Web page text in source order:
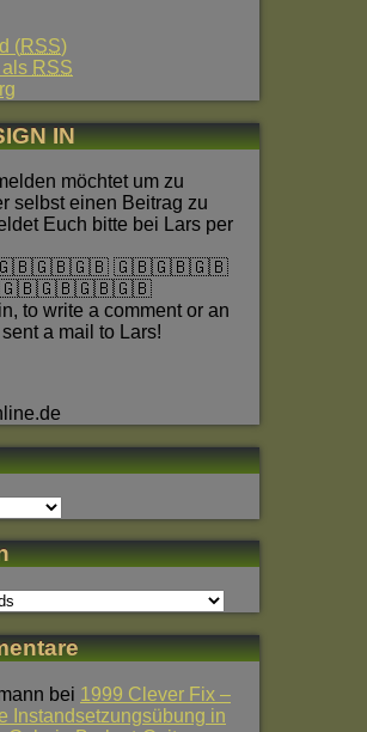
(RSS)
als RSS
IN
möchtet um zu
selbst einen Beitrag zu
Euch bitte bei Lars per
🇬🇧🇬🇧🇬🇧
to write a comment or an
a mail to Lars!
bei 1999 Clever Fix –
Instandsetzungsübung in